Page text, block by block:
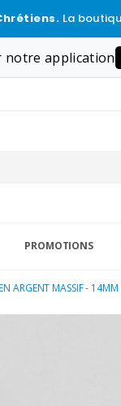
La
notre application
PROMOTIONS
ARGENT MASSIF - 14MM